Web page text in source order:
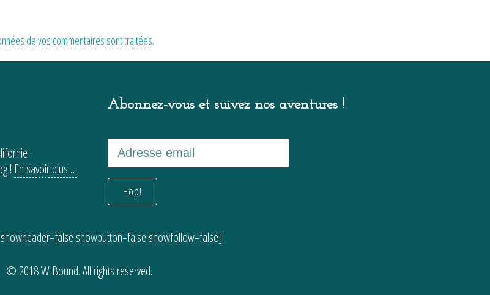
de vos commentaires sont traitées.
!
! En savoir plus …
Abonnez-vous et suivez nos aventures !
showbutton=false showfollow=false]
© 2018 W Bound. All rights reserved.